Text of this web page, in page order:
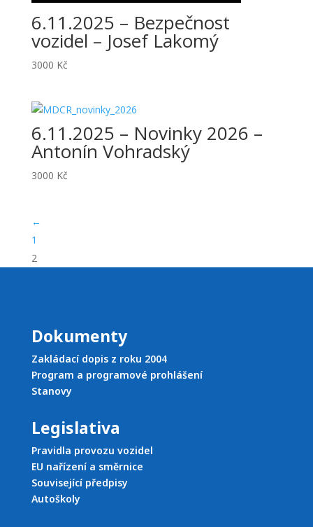
6.11.2025 – Bezpečnost
vozidel – Josef Lakomý
3000 Kč
6.11.2025 – Novinky 2026 –
Antonín Vohradský
3000 Kč
←
1
2
Dokumenty
Zakládací dopis z roku 2004
Program a programové prohlášení
Stanovy
Legislativa
Pravidla provozu vozidel
EU nařízení a směrnice
Související předpisy
Autoškoly